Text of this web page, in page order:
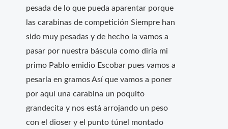
pesada de lo que pueda aparentar porque
las carabinas de competición Siempre han
sido muy pesadas y de hecho la vamos a
pasar por nuestra báscula como diría mi
primo Pablo emidio Escobar pues vamos a
pesarla en gramos Así que vamos a poner
por aquí una carabina un poquito
grandecita y nos está arrojando un peso
con el dioser y el punto túnel montado